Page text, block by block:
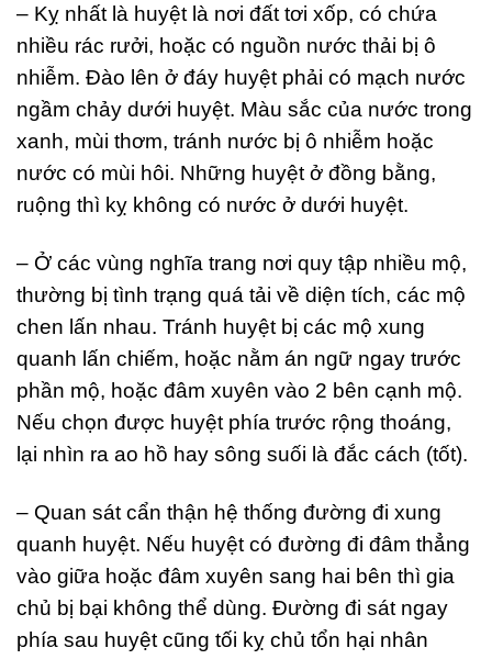
– Kỵ nhất là huyệt là nơi đất tơi xốp, có chứa
nhiều rác rưởi, hoặc có nguồn nước thải bị ô
nhiễm. Đào lên ở đáy huyệt phải có mạch nước
ngầm chảy dưới huyệt. Màu sắc của nước trong
xanh, mùi thơm, tránh nước bị ô nhiễm hoặc
nước có mùi hôi. Những huyệt ở đồng bằng,
ruộng thì kỵ không có nước ở dưới huyệt.
– Ở các vùng nghĩa trang nơi quy tập nhiều mộ,
thường bị tình trạng quá tải về diện tích, các mộ
chen lấn nhau. Tránh huyệt bị các mộ xung
quanh lấn chiếm, hoặc nằm án ngữ ngay trước
phần mộ, hoặc đâm xuyên vào 2 bên cạnh mộ.
Nếu chọn được huyệt phía trước rộng thoáng,
lại nhìn ra ao hồ hay sông suối là đắc cách (tốt).
– Quan sát cẩn thận hệ thống đường đi xung
quanh huyệt. Nếu huyệt có đường đi đâm thẳng
vào giữa hoặc đâm xuyên sang hai bên thì gia
chủ bị bại không thể dùng. Đường đi sát ngay
phía sau huyệt cũng tối kỵ chủ tổn hại nhân